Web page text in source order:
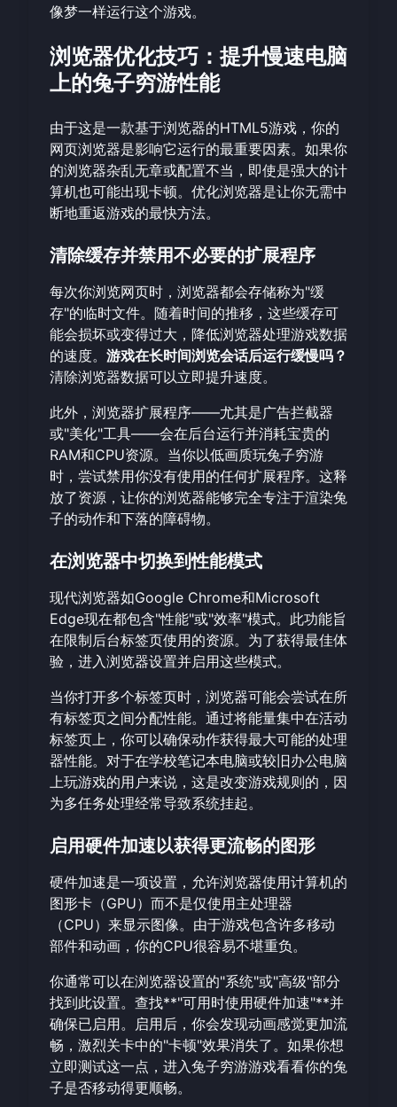
像梦一样运行这个游戏。
浏览器优化技巧：提升慢速电脑
上的兔子穷游性能
由于这是一款基于浏览器的HTML5游戏，你的
网页浏览器是影响它运行的最重要因素。如果你
的浏览器杂乱无章或配置不当，即使是强大的计
算机也可能出现卡顿。优化浏览器是让你无需中
断地重返游戏的最快方法。
清除缓存并禁用不必要的扩展程序
每次你浏览网页时，浏览器都会存储称为"缓
存"的临时文件。随着时间的推移，这些缓存可
能会损坏或变得过大，降低浏览器处理游戏数据
的速度。 游戏在长时间浏览会话后运行缓慢吗？
清除浏览器数据可以立即提升速度。
此外，浏览器扩展程序——尤其是广告拦截器
或"美化"工具——会在后台运行并消耗宝贵的
RAM和CPU资源。当你以低画质玩兔子穷游
时，尝试禁用你没有使用的任何扩展程序。这释
放了资源，让你的浏览器能够完全专注于渲染兔
子的动作和下落的障碍物。
在浏览器中切换到性能模式
现代浏览器如Google Chrome和Microsoft
Edge现在都包含"性能"或"效率"模式。此功能旨
在限制后台标签页使用的资源。为了获得最佳体
验，进入浏览器设置并启用这些模式。
当你打开多个标签页时，浏览器可能会尝试在所
有标签页之间分配性能。通过将能量集中在活动
标签页上，你可以确保动作获得最大可能的处理
器性能。对于在学校笔记本电脑或较旧办公电脑
上玩游戏的用户来说，这是改变游戏规则的，因
为多任务处理经常导致系统挂起。
启用硬件加速以获得更流畅的图形
硬件加速是一项设置，允许浏览器使用计算机的
图形卡（GPU）而不是仅使用主处理器
（CPU）来显示图像。由于游戏包含许多移动
部件和动画，你的CPU很容易不堪重负。
你通常可以在浏览器设置的"系统"或"高级"部分
找到此设置。查找**"可用时使用硬件加速"**并
确保已启用。启用后，你会发现动画感觉更加流
畅，激烈关卡中的"卡顿"效果消失了。如果你想
立即测试这一点，进入兔子穷游游戏看看你的兔
子是否移动得更顺畅。